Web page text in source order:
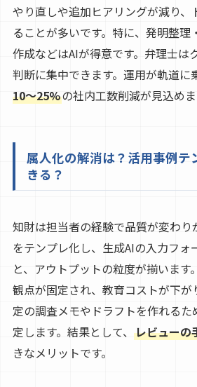
やり直しや追加ヒアリングが減り、
ることが多いです。特に、発明整理
作成などはAIが得意です。弁理士は
判断に集中できます。運用が軌道に
10〜25%の社内工数削減が見込めま
属人化の解消は？活用事例テ
きる？
知財は担当者の経験で品質が変わり
をテンプレ化し、生成AIの入力フォ
と、アウトプットの粒度が揃います
観点が固定され、教育コストが下が
定の調査メモやドラフトを作れる
定します。結果として、 レビューの
きなメリットです。